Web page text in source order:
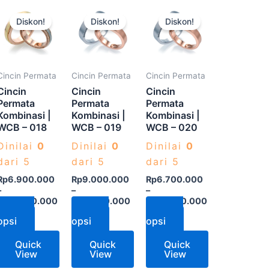
Diskon!
Permata
|
– 018
0
5
6.900.000
13.500.000
ini
memiliki
beberapa
varian.
ini
dapat
diambil
di
halaman
produk
Quick
View
Diskon!
Cincin Permata
Cincin
Permata
Kombinasi |
WCB – 019
Dinilai 0
dari 5
Rp9.000.000
–
Rp
15.100.000
opsi
ini
memiliki
beberapa
varian.
ini
dapat
diambil
di
halaman
produk
Quick
View
Diskon!
Cincin Permata
Cincin
Permata
Kombinasi |
WCB – 020
Dinilai 0
dari 5
Rp6.700.000
–
Rp
13.400.000
opsi
ini
memiliki
beberapa
varian.
ini
dapat
diambil
di
produk
Quick
View